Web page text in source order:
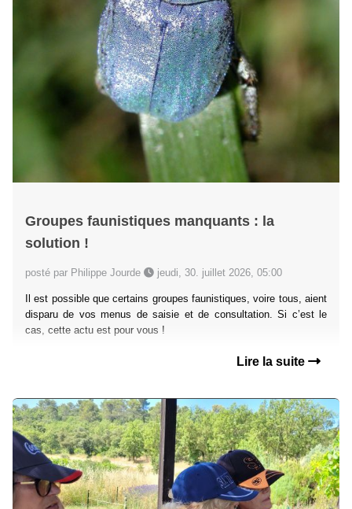
Groupes faunistiques manquants : la
solution !
posté par Philippe Jourde jeudi, 30. juillet 2026, 05:00
Il est possible que certains groupes faunistiques, voire tous, aient
disparu de vos menus de saisie et de consultation. Si c’est le
cas, cette actu est pour vous !
Lire la suite